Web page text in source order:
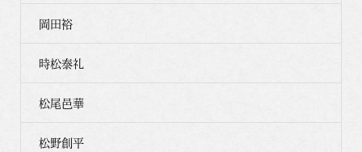
岡田裕
時松泰礼
松尾邑華
松野創平